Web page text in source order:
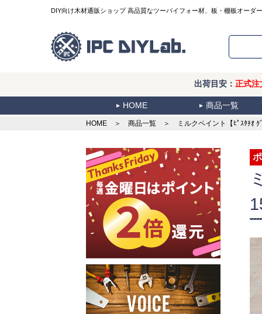
DIY向け木材通販ショップ 高品質なツーバイフォー材、板・棚板オーダ
出荷目安： 正式注
HOME 商品一覧
HOME ＞ 商品一覧 ＞ ミルクペイント【ﾋﾟｽﾀﾁｵ ｸ